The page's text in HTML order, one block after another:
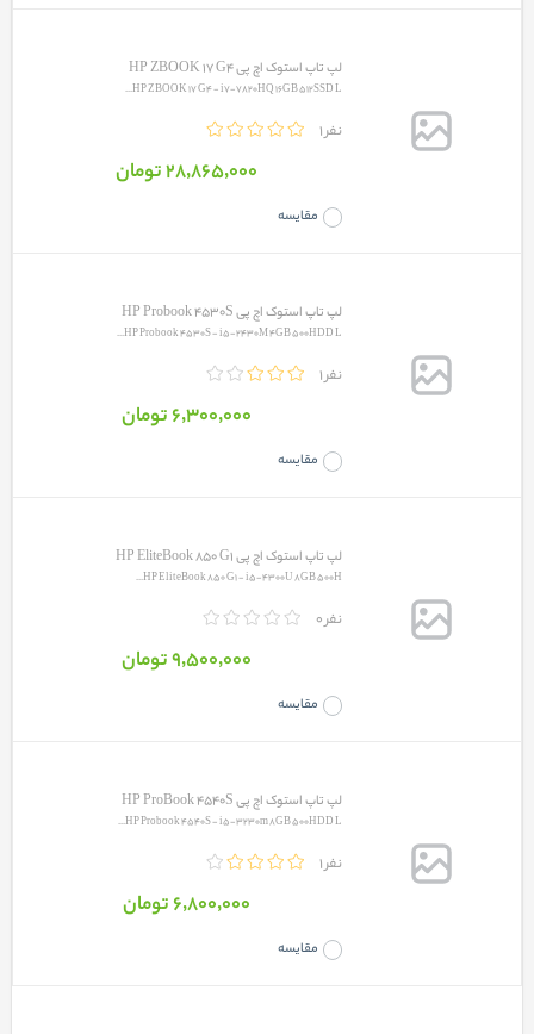
لپ تاپ استوک اچ پی HP ZBOOK 17 G4
HP ZBOOK 17 G4 - i7-7820HQ 16GB 512SSD L...
1 نفر
مقایسه
28٬865٬000 تومان
لپ تاپ استوک اچ پی HP Probook 4530S
HP Probook 4530S - i5-2430M 4GB 500HDD L...
1 نفر
مقایسه
6٬300٬000 تومان
لپ تاپ استوک اچ پی HP EliteBook 850 G1
HP EliteBook 850 G1 - i5-4300U 8GB 500H...
0 نفر
مقایسه
9٬500٬000 تومان
لپ تاپ استوک اچ پی HP ProBook 4540S
HP Probook 4540S - i5-3230m 8GB 500HDD L...
1 نفر
مقایسه
6٬800٬000 تومان